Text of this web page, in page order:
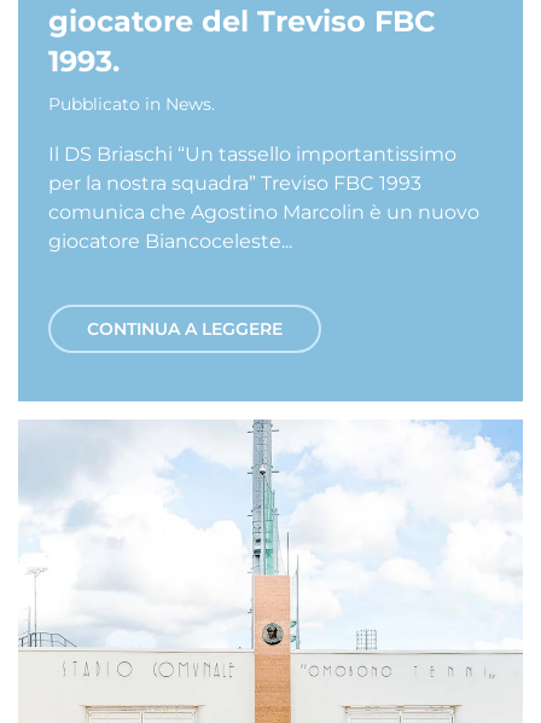
giocatore del Treviso FBC
1993.
Pubblicato in News.
Il DS Briaschi “Un tassello importantissimo
per la nostra squadra” Treviso FBC 1993
comunica che Agostino Marcolin è un nuovo
giocatore Biancoceleste...
CONTINUA A LEGGERE